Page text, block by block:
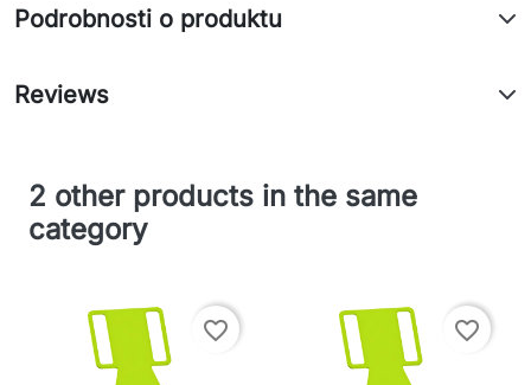
Podrobnosti o produktu
Reviews
2 other products in the same
category
favorite_border favorite_border